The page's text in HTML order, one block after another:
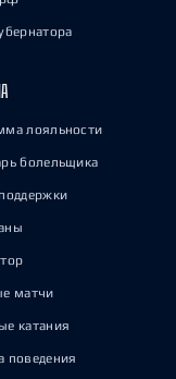
лояльности
болельщика
матчи
катания
поведения